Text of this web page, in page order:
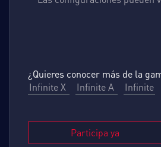
¿Quieres conocer más de la
Infinite X
Infinite A Infinite
Participa ya